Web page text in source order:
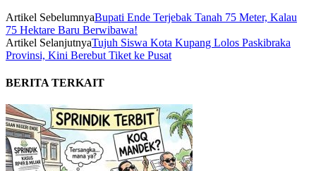
Artikel SebelumnyaBupati Ende Terjebak Tanah 75 Meter, Kalau
75 Hektare Baru Berwibawa!
Artikel SelanjutnyaTujuh Siswa Kota Kupang Lolos Paskibraka
Provinsi, Kini Berebut Tiket ke Pusat
BERITA TERKAIT